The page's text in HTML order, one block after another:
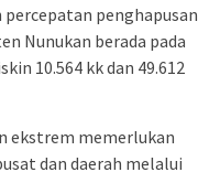
percepatan penghapusan
Nunukan berada pada
10.564 kk dan 49.612
ekstrem memerlukan
dan daerah melalui